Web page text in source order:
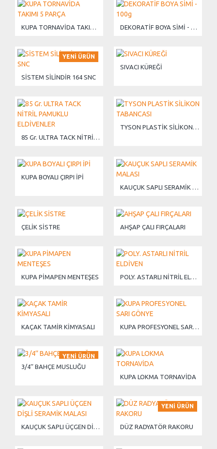
KUPA TORNAVİDA TAKIMI 5 PARÇA DEKORATİF BOYA SİMİ - 100g
YENI ÜRÜN
SİSTEM SİLİNDİR 164 SNC
SIVACI KÜREĞİ
85 Gr. ULTRA TACK NİTRİL PAMUKLU ELDİVENLER
TYSON PLASTİK SİLİKON TABANCASI
KUPA BOYALI ÇIRPI İPİ
KAUÇUK SAPLI SERAMİK MALASI
ÇELİK SİSTRE AHŞAP ÇALI FIRÇALARI
KUPA PİMAPEN MENTEŞES POLY. ASTARLI NİTRİL ELDİVEN
KAÇAK TAMİR KİMYASALI KUPA PROFESYONEL SARI GÖNYE
YENI ÜRÜN
3/4’’ BAHÇE MUSLUĞU
KUPA LOKMA TORNAVİDA
KAUÇUK SAPLI ÜÇGEN DİŞLİ SERAMİK MALASI
YENI ÜRÜN
DÜZ RADYATÖR RAKORU